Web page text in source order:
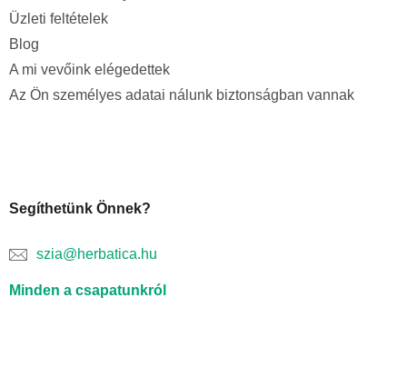
Üzleti feltételek
Blog
A mi vevőink elégedettek
Az Ön személyes adatai nálunk biztonságban vannak
Segíthetünk Önnek?
szia@herbatica.hu
Minden a csapatunkról